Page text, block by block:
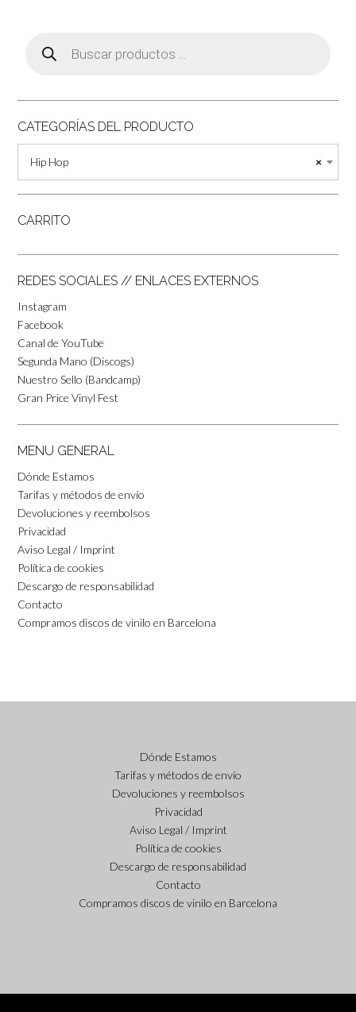
productos
CATEGORÍAS DEL PRODUCTO
×
Hip Hop
CARRITO
REDES SOCIALES // ENLACES EXTERNOS
Instagram
Facebook
Canal de YouTube
Segunda Mano (Discogs)
Nuestro Sello (Bandcamp)
Gran Price Vinyl Fest
MENU GENERAL
Dónde Estamos
Tarifas y métodos de envío
Devoluciones y reembolsos
Privacidad
Aviso Legal / Imprint
Política de cookies
Descargo de responsabilidad
Contacto
Compramos discos de vinilo en Barcelona
Dónde Estamos
Tarifas y métodos de envío
Devoluciones y reembolsos
Privacidad
Aviso Legal / Imprint
Política de cookies
Descargo de responsabilidad
Contacto
Compramos discos de vinilo en Barcelona